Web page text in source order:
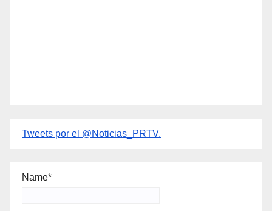
Tweets por el @Noticias_PRTV.
Name*